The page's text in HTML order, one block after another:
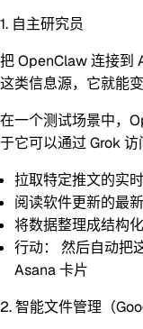
1. 自主研究员
把 OpenClaw 连接到
这类信息源，它就能
在一个测试场景中，
于它可以通过 Grok 访
拉取特定推文的实
阅读软件更新的最
将数据整理成结构
行动：
然后自动把
Asana 卡片
2. 智能文件管理（